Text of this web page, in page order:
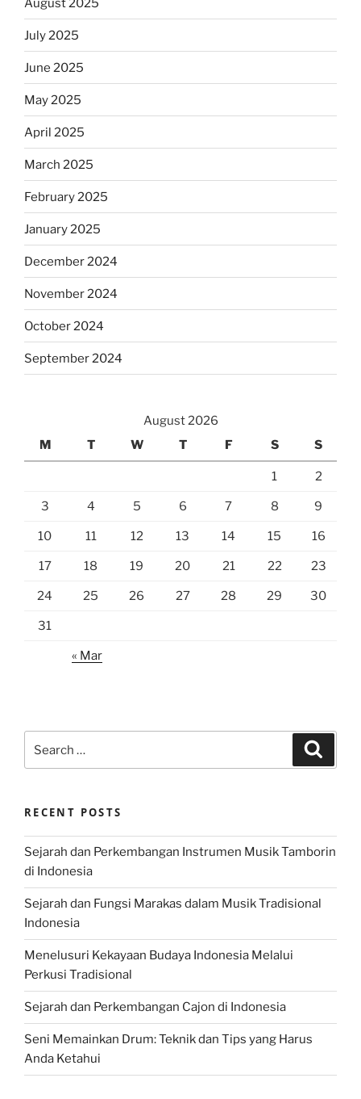
August 2025
July 2025
June 2025
May 2025
April 2025
March 2025
February 2025
January 2025
December 2024
November 2024
October 2024
September 2024
August 2026
M
T W T F S S
1 2
3 4 5 6 7 8 9
10 11 12 13 14 15 16
17 18 19 20 21 22 23
24 25 26 27 28 29 30
31
« Mar
for:
RECENT POSTS
Sejarah dan Perkembangan Instrumen Musik Tamborin
di Indonesia
Sejarah dan Fungsi Marakas dalam Musik Tradisional
Indonesia
Menelusuri Kekayaan Budaya Indonesia Melalui
Perkusi Tradisional
Sejarah dan Perkembangan Cajon di Indonesia
Seni Memainkan Drum: Teknik dan Tips yang Harus
Anda Ketahui